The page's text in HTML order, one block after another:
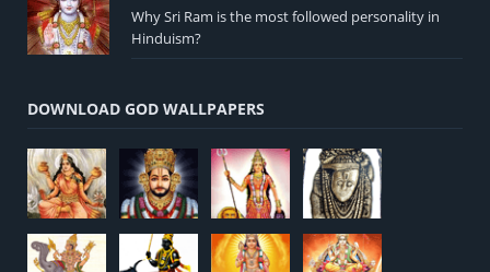
Why Sri Ram is the most followed personality in
Hinduism?
DOWNLOAD GOD WALLPAPERS